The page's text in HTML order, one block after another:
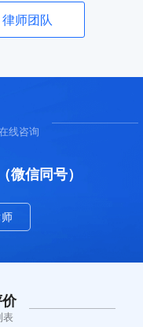
律师团队
线咨询
信同号）
表